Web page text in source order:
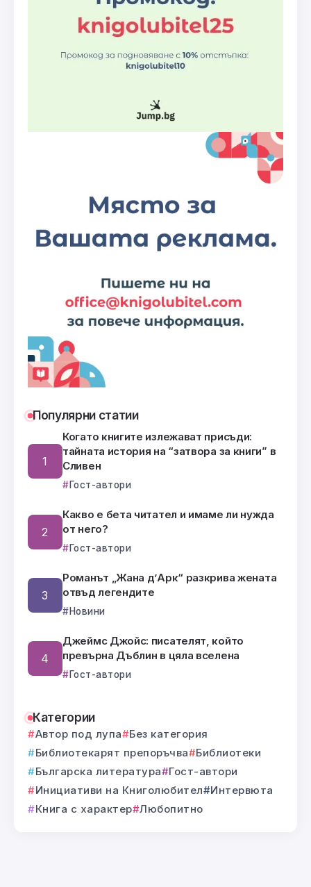
Популярни статии
Когато книгите излежават присъди:
тайната история на “затвора за книги” в
Сливен
Гост-автори
Какво е бета читател и имаме ли нужда
от него?
Гост-автори
Романът „Жана д’Арк“ разкрива жената
отвъд легендите
Новини
Джеймс Джойс: писателят, който
превърна Дъблин в цяла вселена
Гост-автори
Категории
Автор под лупа
Без категория
Библиотекарят препоръчва
Библиотеки
Българска литература
Гост-автори
Инициативи на Книголюбител
Интервюта
Книга с характер Любопитно